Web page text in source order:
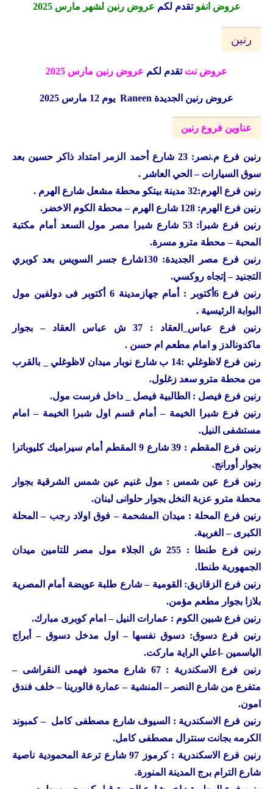
عروض انفو تقدم لكم عروض رنين لشهر مارس 2025
رنين
عروض نت تقدم لكم عروض رنين مارس 2025
عروض رنين الجديدة Raneen يوم 12 مارس 2025
عناوين فروع رنين
رنين
فرع م.نصر: 23 شارع أحمد الزمر امتداد ذاكر حسين بعد
سوق السيارات – الحي العاشر .
رنين فرع الهرم:32 مدينة بيتكو محطة مشعل شارع الهرم .
رنين فرع الهرم: 128 شارع الهرم – محطة الكوم الاخضر.
رنين
فرع شبرا: 53 شارع شبرا مصر مول السعد أمام مكتبة
المحبة – محطة مترو مسرة.
رنين
فرع مصر الجديدة: 130شارع جسر السويس بعد كوبري
التجنيد – إتجاه روكسي.
رنين
فرع 6أكتوبر : أمام جهازمدينة 6 أكتوبر فى دولفين مول
البوابة الرئيسية .
رنين
فرع عباس_العقاد : 37 ش عباس العقاد – بجوار
ماكدونالدز و امام مطعم ام حسن .
رنين
فرع لاظوغلي :14 ب شارع نوبار ميدان لاظوغلي _ بالقرب
من محطة مترو سعد زغلول.
رنين فرع فيصل : الطالبية فيصل _ داخل فرست مول.
رنين فرع شبرا الخيمة – أمام قسم اول شبرا الخيمة – امام
مستشفى النيل.
رنين
فرع المقطم : 39 شارع 9 المقطم أمام سيراميك كليوباترا
بجوار أورانج.
رنين فرع عين شمس : مول غنيم عين شمس الشرقية بجوار
محطة مترو عزبة النخل بجوار حلوانى لبنان.
رنين فرع المحلة : ميدان المشحمة – فوق اولاد رجب – المحلة
الكبرى – الغربية.
رنين
فرع طنطا : 255 ش الجلاء مول مصر للتامين ميدان
الجمهورية طنطا.
رنين فرع الزقازيق: القومية – شارع طلبة عويضة أمام المصرية
بلازا بجوار مطعم مؤمن.
رنين فرع شبين الكوم : عمارات النيل – امام كوبرى مبارك.
رنين فرع دسوق: دسوق نفسها – اول مدخل دسوق – أبراج
الياسمين -اعلي الراية ماركت.
رنين
فرع الاسكندرية : 67 شارع محمود فهمى النقراشى –
متفرع من شارع النصر – المنشية – عمارة فالورينا – خلف فندق
امون.
رنين فرع الاسكندرية : السيوف شارع مصطفى كامل – كمبوند
الكرمه بجانت سنترال مصطفى كامل.
رنين
فرع الاسكندرية : كرموز 97 شارع ترعة المحمودية ناصية
شارع الترام برج المدينة المنورة.